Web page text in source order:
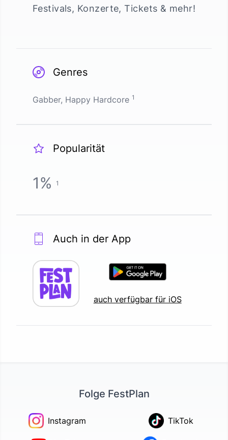
Festivals, Konzerte, Tickets & mehr!
Genres
Gabber, Happy Hardcore 1
Popularität
1% 1
Auch in der App
auch verfügbar für iOS
Folge FestPlan
Instagram TikTok